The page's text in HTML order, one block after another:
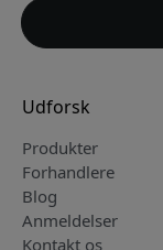
Udforsk
Produkter
Forhandlere
Blog
Anmeldelser
Kontakt os